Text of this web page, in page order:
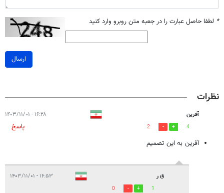
* لطفا حاصل عبارت را در جعبه متن روبرو وارد کنید
ارسال
نظرات
آفرین ۱۶:۲۸ - ۱۴۰۳/۱۱/۰۱
4
2
پاسخ
آفرین به این تصمیم
ق ر ۱۶:۵۳ - ۱۴۰۳/۱۱/۰۱
1
0